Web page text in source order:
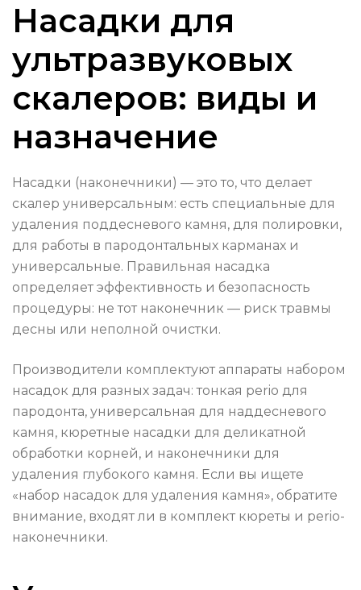
Насадки для
ультразвуковых
скалеров: виды и
назначение
Насадки (наконечники) — это то, что делает
скалер универсальным: есть специальные для
удаления поддесневого камня, для полировки,
для работы в пародонтальных карманах и
универсальные. Правильная насадка
определяет эффективность и безопасность
процедуры: не тот наконечник — риск травмы
десны или неполной очистки.
Производители комплектуют аппараты набором
насадок для разных задач: тонкая perio для
пародонта, универсальная для наддесневого
камня, кюретные насадки для деликатной
обработки корней, и наконечники для
удаления глубокого камня. Если вы ищете
«набор насадок для удаления камня», обратите
внимание, входят ли в комплект кюреты и perio-
наконечники.